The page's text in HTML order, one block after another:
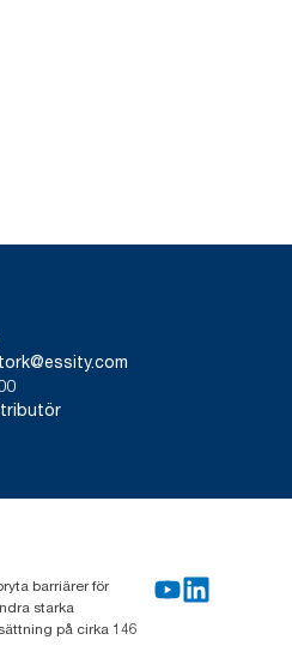
barriärer för
starka
på cirka 146